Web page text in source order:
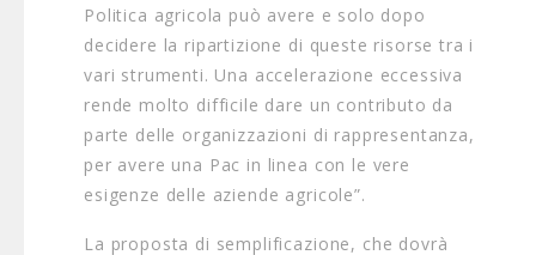
Politica agricola può avere e solo dopo
decidere la ripartizione di queste risorse tra i
vari strumenti. Una accelerazione eccessiva
rende molto difficile dare un contributo da
parte delle organizzazioni di rappresentanza,
per avere una Pac in linea con le vere
esigenze delle aziende agricole”.
La proposta di semplificazione, che dovrà